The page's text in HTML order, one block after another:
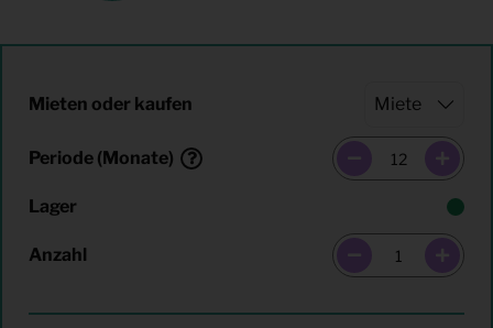
Mieten oder kaufen
Periode (Monate)
Lager
Anzahl